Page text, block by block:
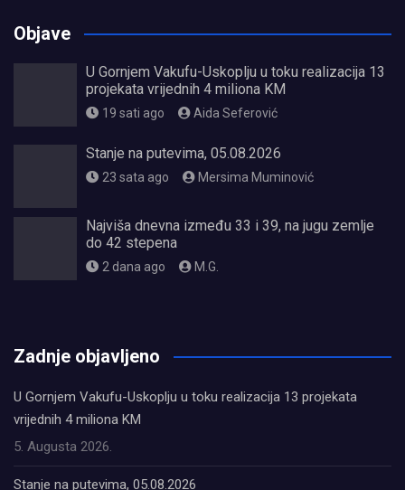
Objave
U Gornjem Vakufu-Uskoplju u toku realizacija 13
projekata vrijednih 4 miliona KM
19 sati ago Aida Seferović
Stanje na putevima, 05.08.2026
23 sata ago Mersima Muminović
Najviša dnevna između 33 i 39, na jugu zemlje
do 42 stepena
2 dana ago M.G.
Zadnje objavljeno
U Gornjem Vakufu-Uskoplju u toku realizacija 13 projekata
vrijednih 4 miliona KM
5. Augusta 2026.
Stanje na putevima, 05.08.2026